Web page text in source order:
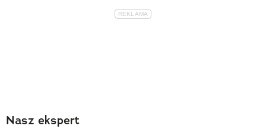
Nasz ekspert